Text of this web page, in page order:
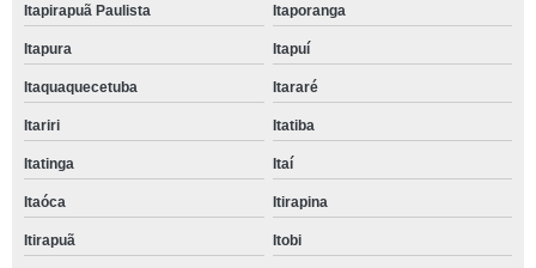
Itapirapuã Paulista Itaporanga
Itapura Itapuí
Itaquaquecetuba Itararé
Itariri Itatiba
Itatinga Itaí
Itaóca Itirapina
Itirapuã Itobi